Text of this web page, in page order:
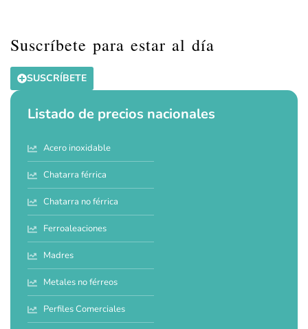
Suscríbete para estar al día
SUSCRÍBETE
Listado de precios nacionales
Acero inoxidable
Chatarra férrica
Chatarra no férrica
Ferroaleaciones
Madres
Metales no férreos
Perfiles Comerciales